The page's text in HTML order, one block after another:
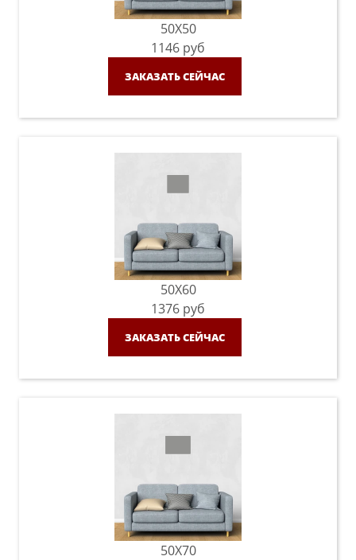
50X50
1146 руб
ЗАКАЗАТЬ СЕЙЧАС
50X60
1376 руб
ЗАКАЗАТЬ СЕЙЧАС
50X70